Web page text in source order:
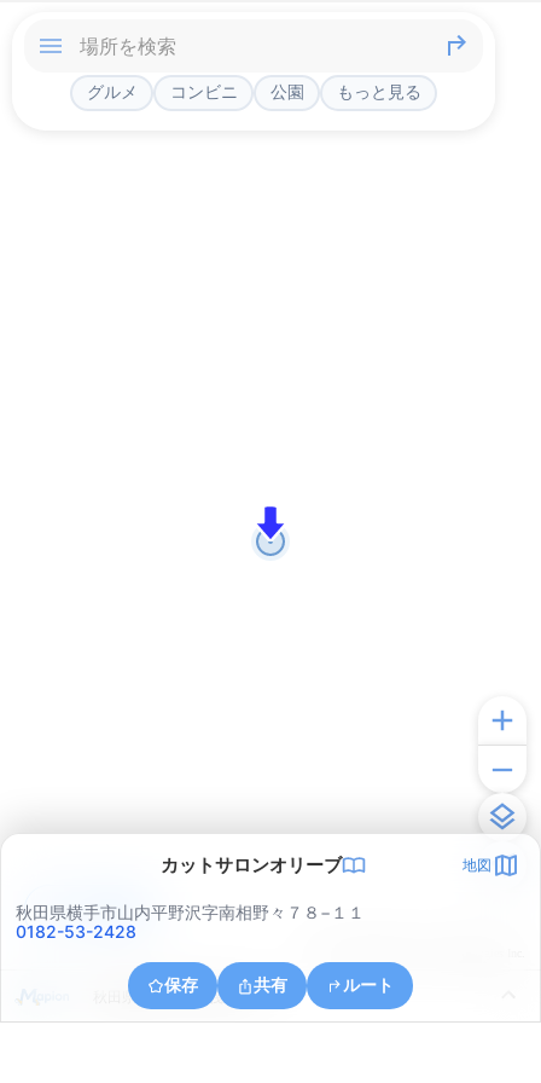
グルメ コンビニ 公園 もっと見る
カットサロンオリーブ 地図
秋田県横手市山内平野沢字南相野々７８−１１
0182-53-2428
保存 共有 ルート
秋田県横手市山内筏字力石
アプリで見る